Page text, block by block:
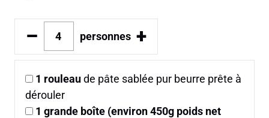
– personnes +
1 rouleaude pâte sablée pur beurre prête à
dérouler
1 grande boîte (environ 450g poids net